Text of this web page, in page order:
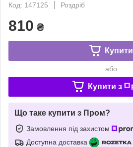
Код: 147125
Роздріб
810 ₴
Купити
або
Купити з
Що таке купити з Пром?
Замовлення під захистом
Доступна доставка